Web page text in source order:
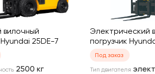
вилочный
25DE-7
2500 кг
Электрический
погрузчик
Под заказ
Тип двигателя